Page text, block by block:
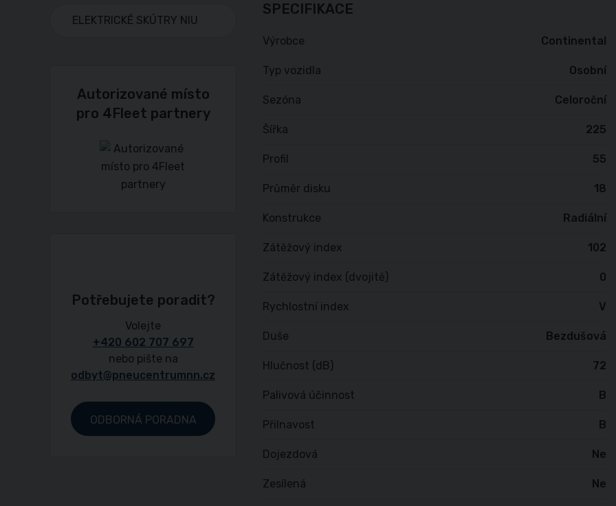
SPECIFIKACE
Výrobce Continental
Typ vozidla Osobní
Sezóna Celoroční
Šířka 225
Profil 55
Průměr disku 18
Konstrukce Radiální
Zátěžový index 102
Zátěžový index (dvojitě) 0
Rychlostní index V
Duše Bezdušová
Hlučnost (dB) 72
Palivová účinnost B
Přilnavost B
Dojezdová Ne
Zesílená Ne
ELEKTRICKÉ SKÚTRY NIU
Autorizované místo
pro 4Fleet partnery
Potřebujete poradit?
Volejte
+420 602 707 697
nebo pište na
odbyt@pneucentrumnn.cz
ODBORNÁ PORADNA